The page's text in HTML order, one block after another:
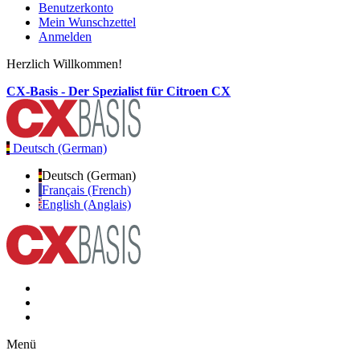
Benutzerkonto
Mein Wunschzettel
Anmelden
Herzlich Willkommen!
CX-Basis - Der Spezialist für Citroen CX
Deutsch (German)
Deutsch (German)
Français (French)
English (Anglais)
Menü